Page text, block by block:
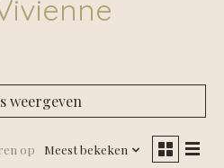
weergeven
op Meest bekeken